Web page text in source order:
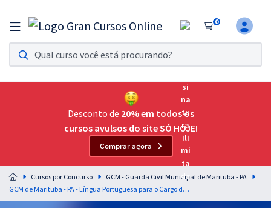
0
Assinatura Ilimitada 11
Acesso a todos os cursos. Teste grátis por 7 dias!
Assinatura OAB Até Passar
Acesso ilimitado a toda preparação para o Exame da
Residências Multiprofissionais
Preparação completa e intensiva para as principais
residências em saúde do Brasil
Desconto de 20% em todos os
cursos avulsos do site SÓ HOJE!
Comprar agora
Cursos por Concurso
GCM - Guarda Civil Municipal de Marituba - PA
GCM de Marituba - PA - Língua Portuguesa para o Cargo de Guarda Civil Municipal com a Equipe Gran